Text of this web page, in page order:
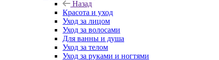
Назад
Красота и уход
Уход за лицом
Уход за волосами
Для ванны и душа
Уход за телом
Уход за руками и ногтями